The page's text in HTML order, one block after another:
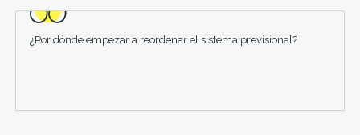
¿Por dónde empezar a reordenar el sistema previsional?